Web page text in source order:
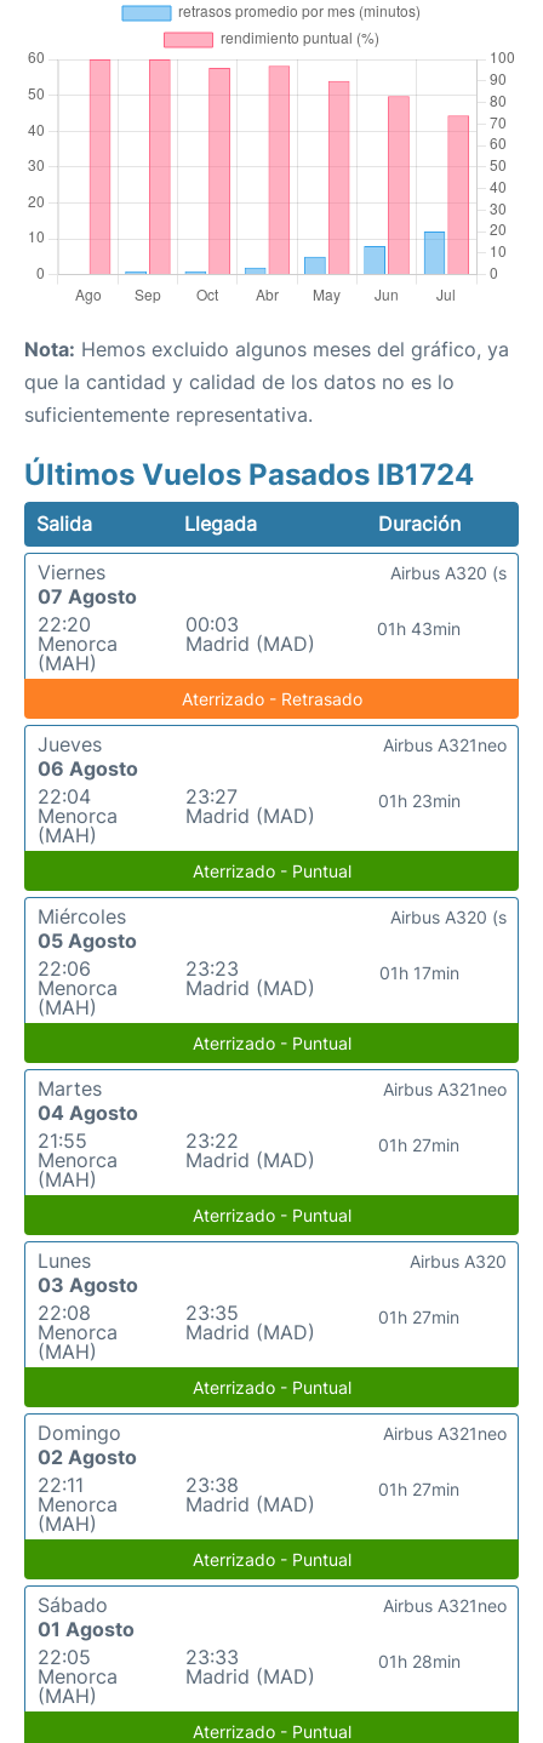
Nota: Hemos excluido algunos meses del gráfico, ya
que la cantidad y calidad de los datos no es lo
suficientemente representativa.
Últimos Vuelos Pasados IB1724
Salida Llegada
Duración
Viernes
07 Agosto
22:20
Menorca
(MAH)
00:03
Madrid (MAD)
01h 43min
Airbus A320 (s
Aterrizado - Retrasado
Jueves
06 Agosto
22:04
Menorca
(MAH)
23:27
Madrid (MAD)
01h 23min
Airbus A321neo
Aterrizado - Puntual
Miércoles
05 Agosto
22:06
Menorca
(MAH)
23:23
Madrid (MAD)
01h 17min
Airbus A320 (s
Aterrizado - Puntual
Martes
04 Agosto
21:55
Menorca
(MAH)
23:22
Madrid (MAD)
01h 27min
Airbus A321neo
Aterrizado - Puntual
Lunes
03 Agosto
22:08
Menorca
(MAH)
23:35
Madrid (MAD)
01h 27min
Airbus A320
Aterrizado - Puntual
Domingo
02 Agosto
22:11
Menorca
(MAH)
23:38
Madrid (MAD)
01h 27min
Airbus A321neo
Aterrizado - Puntual
Sábado
01 Agosto
22:05
Menorca
(MAH)
23:33
Madrid (MAD)
01h 28min
Airbus A321neo
Aterrizado - Puntual